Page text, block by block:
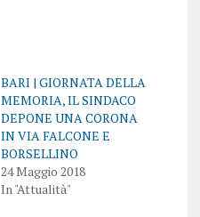
BARI | GIORNATA DELLA
MEMORIA, IL SINDACO
DEPONE UNA CORONA
IN VIA FALCONE E
BORSELLINO
24 Maggio 2018
In "Attualità"